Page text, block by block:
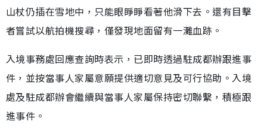
山杖仍插在雪地中，只能眼睜睜看著他滑下去。還有目擊
者嘗試以航拍機搜尋，僅發現地面留有一灘血跡。
入境事務處回應查詢時表示，已即時透過駐成都辦跟進事
件，並按當事人家屬意願提供適切意見及可行協助。入境
處及駐成都辦會繼續與當事人家屬保持密切聯繫，積極跟
進事件。